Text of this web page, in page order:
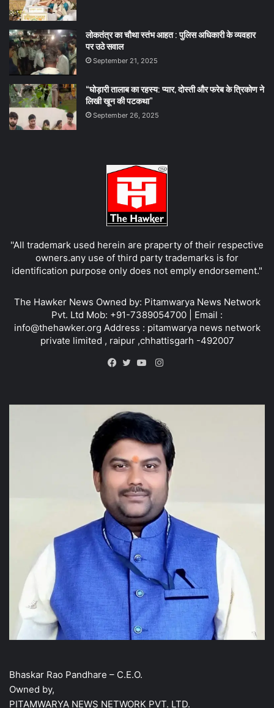
लोकतंत्र का चौथा स्तंभ आहत : पुलिस अधिकारी के व्यवहार
पर उठे सवाल
September 21, 2025
“घोड़ारी तालाब का रहस्य: प्यार, दोस्ती और फरेब के त्रिकोण ने
लिखी खून की पटकथा”
September 26, 2025
''All trademark used herein are praperty of their respective
owners.any use of third party trademarks is for
identification purpose only does not emply endorsement."
The Hawker News Owned by: Pitamwarya News Network
Pvt. Ltd Mob: +91-7389054700 | Email :
info@thehawker.org Address : pitamwarya news network
private limited , raipur ,chhattisgarh -492007
Instagram
Bhaskar Rao Pandhare – C.E.O.
Owned by,
PITAMWARYA NEWS NETWORK PVT. LTD.